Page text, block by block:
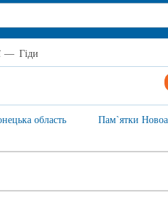
— Гіди
область
Пам`ятки